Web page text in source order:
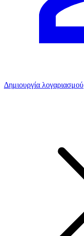
Δημιουργία λογαριασμού